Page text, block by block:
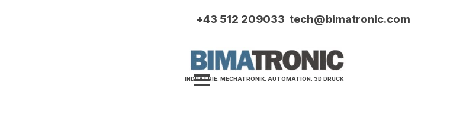
Menü überspringen
INDUSTRIE. MECHATRONIK. AUTOMATION. 3D DRUCK
+43 512 209033 tech@bimatronic.com